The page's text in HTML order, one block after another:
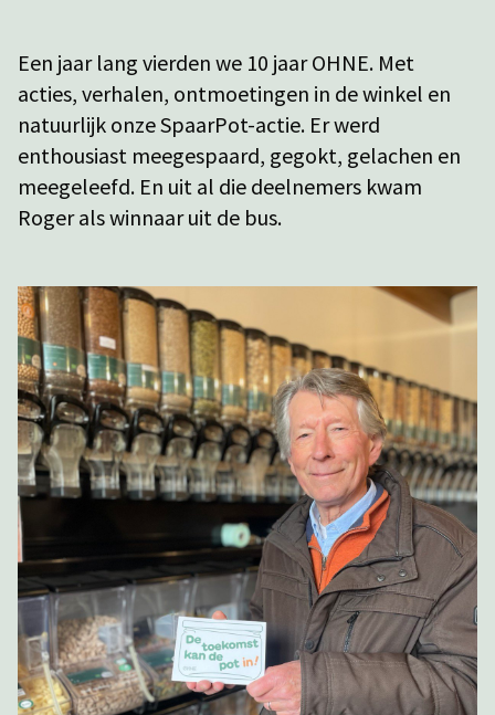
Een jaar lang vierden we 10 jaar OHNE. Met
acties, verhalen, ontmoetingen in de winkel en
natuurlijk onze SpaarPot-actie. Er werd
enthousiast meegespaard, gegokt, gelachen en
meegeleefd. En uit al die deelnemers kwam
Roger als winnaar uit de bus.